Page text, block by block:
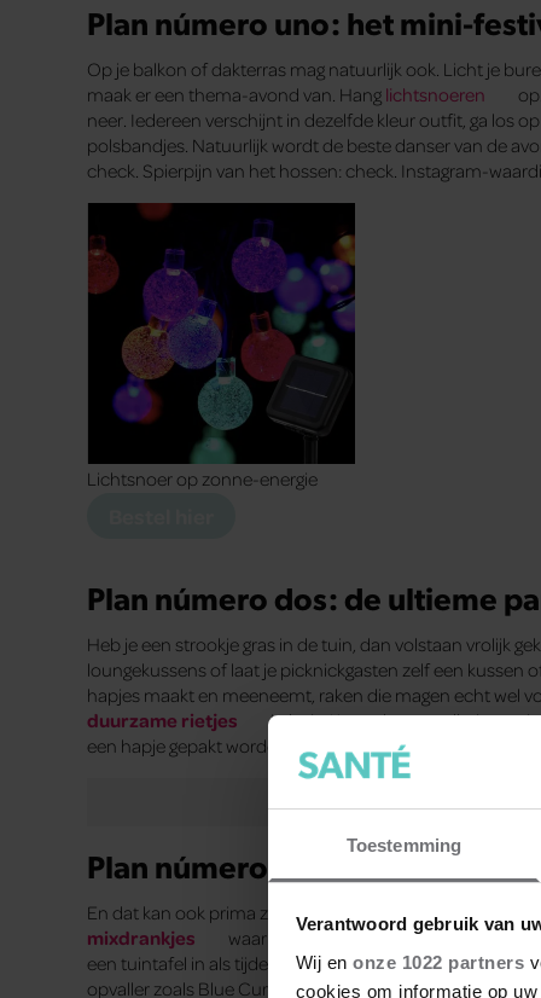
Toestemming
Verantwoord gebruik van
Wij en onze 1022 partners
cookies om informatie op
Plan número uno: het mini-
Op je balkon of dakterras mag natuurlijk ook. Licht je
maak er een thema-avond van. Hang lichtsnoeren
neer. Iedereen verschijnt in dezelfde kleur outfit, ga los
polsbandjes. Natuurlijk wordt de beste danser van de
check. Spierpijn van het hossen: check. Instagram-
Lichtsnoer op zonne-energie
Plan número dos: de ultieme
Heb je een strookje gras in de tuin, dan volstaan vrolijk
loungekussens of laat je picknickgasten zelf een kussen
hapjes maakt en meeneemt, raken die magen echt wel
duurzame rietjes
in huis. Koppel een spelletje aan
een hapje gepakt worden. Vraag verkeerd beantwoord?
Plan número tres: de cocktail-
En dat kan ook prima zonder alcohol, voor wie dat liever
mixdrankjes
waar je niet meteen ‘losjes in de
een tuintafel in als tijdelijke bar. Haal een paar
opvaller zoals Blue Curaçao of een goede tequila) en